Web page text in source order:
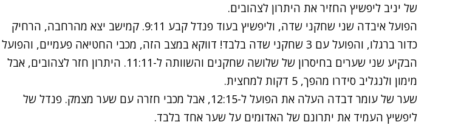
של יניב ליפשיץ החזיר את היתרון לצהובים.
הפועל איבדה שני שחקני שדה, וליפשיץ בעוד פנדל קבע 9:11. קמישב יצא מהרחבה, הרחיק
כדור ברגלו, והפועל עם 3 שחקני שדה בלבד! דווקא במצב הזה, מכבי החטיאה פעמיים, והפועל
הבקיע שני שערים בחיסרון של שלושה שחקנים והשוותה ל-11:11. היתרון חזר לצהובים, אבל
מימון ולנגליב סידרו מהפך, 5 דקות למחצית.
שער של עומר דבדה העלה את הפועל ל-12:15, אבל מכבי חזרה עם שער מצמק. פנדל של
ליפשיץ העמיד את יתרונם של האדומים על שער אחד בלבד.